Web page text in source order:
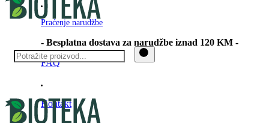
Praćenje narudžbe
- Besplatna dostava za narudžbe iznad 120 KM -
FAQ
Kontakt